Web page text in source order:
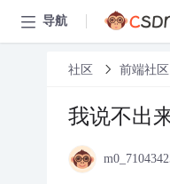
导航
社区 前端社区
我说不出